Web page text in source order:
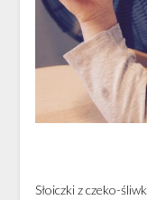
Słoiczki z czeko-